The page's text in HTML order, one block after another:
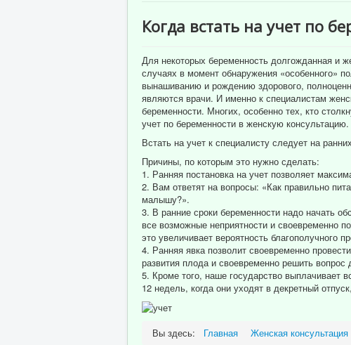
Когда встать на учет по
Для некоторых беременность долгожданная и
случаях в момент обнаружения «особенного»
вынашиванию и рождению здорового,
являются врачи. И именно к специалистам
беременности. Многих, особенно тех, кто
учет по беременности в женскую
Встать на учет к специалисту следует на
Причины, по которым это нужно сделать:
1. Ранняя постановка на учет позволяет
2. Вам ответят на вопросы: «Как правильно
малышу?».
3. В ранние сроки беременности надо начать
все возможные неприятности и своевременно
это увеличивает вероятность благополучного
4. Ранняя явка позволит своевременно
развития плода и своевременно решить
5. Кроме того, наше государство выплачивает
12 недель, когда они уходят в декретный
Вы здесь: Главная Женская консультация